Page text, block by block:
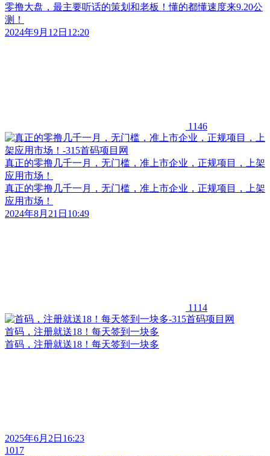
零撸大盘，最主要听话的策划和老板！懂的都懂速度来9.20公
测！
2024年9月12日12:20
1146
真正的零撸几千一月，无门槛，准上市企业，正规项目，上架
应用市场！
真正的零撸几千一月，无门槛，准上市企业，正规项目，上架
应用市场！
2024年8月21日10:49
1114
首码，注册就送18！每天签到一块多
首码，注册就送18！每天签到一块多
2025年6月2日16:23
1017